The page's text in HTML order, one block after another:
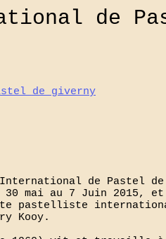
de
de giverny
de Pastel de
30 mai au 7 Juin 2015,
pastelliste
Kooy.